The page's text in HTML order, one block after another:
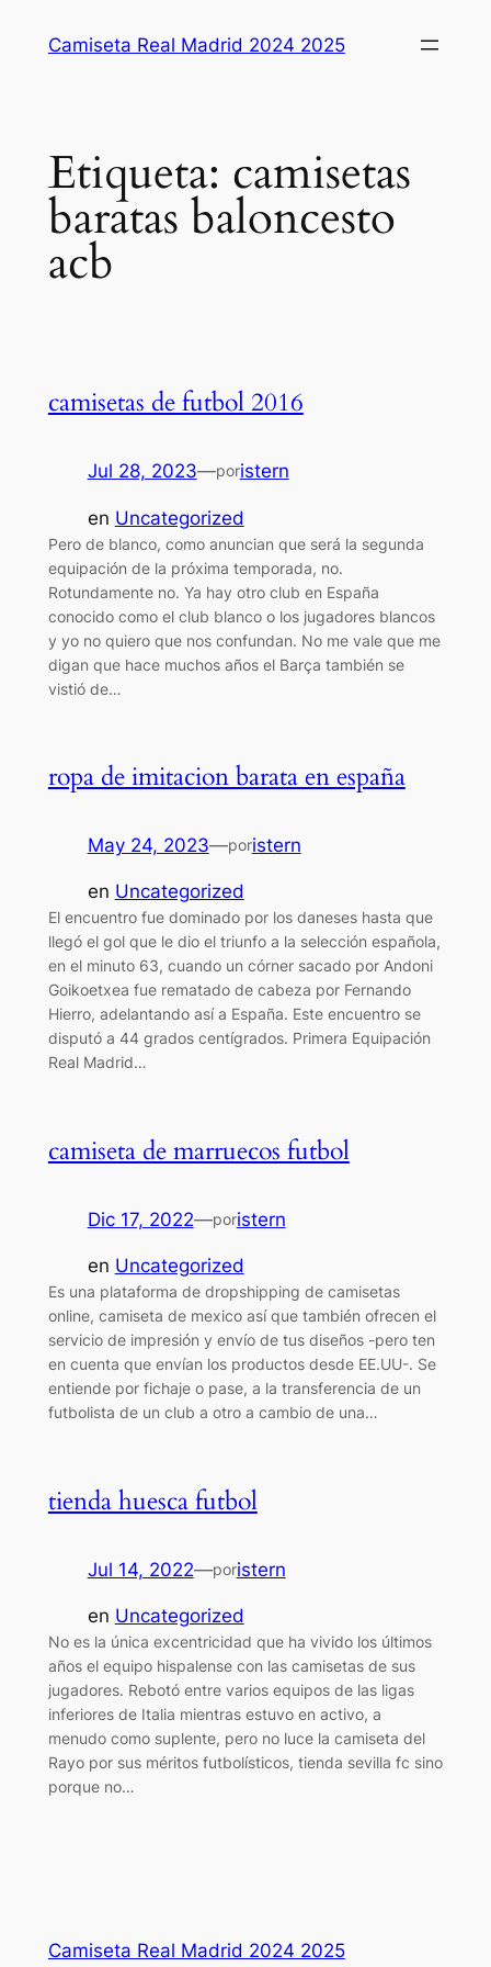
Camiseta Real Madrid 2024 2025
Etiqueta: camisetas
baratas baloncesto
acb
camisetas de futbol 2016
Jul 28, 2023—poristern
en Uncategorized
Pero de blanco, como anuncian que será la segunda
equipación de la próxima temporada, no.
Rotundamente no. Ya hay otro club en España
conocido como el club blanco o los jugadores blancos
y yo no quiero que nos confundan. No me vale que me
digan que hace muchos años el Barça también se
vistió de…
ropa de imitacion barata en españa
May 24, 2023—poristern
en Uncategorized
El encuentro fue dominado por los daneses hasta que
llegó el gol que le dio el triunfo a la selección española,
en el minuto 63, cuando un córner sacado por Andoni
Goikoetxea fue rematado de cabeza por Fernando
Hierro, adelantando así a España. Este encuentro se
disputó a 44 grados centígrados. Primera Equipación
Real Madrid…
camiseta de marruecos futbol
Dic 17, 2022—poristern
en Uncategorized
Es una plataforma de dropshipping de camisetas
online, camiseta de mexico así que también ofrecen el
servicio de impresión y envío de tus diseños -pero ten
en cuenta que envían los productos desde EE.UU-. Se
entiende por fichaje o pase, a la transferencia de un
futbolista de un club a otro a cambio de una…
tienda huesca futbol
Jul 14, 2022—poristern
en Uncategorized
No es la única excentricidad que ha vivido los últimos
años el equipo hispalense con las camisetas de sus
jugadores. Rebotó entre varios equipos de las ligas
inferiores de Italia mientras estuvo en activo, a
menudo como suplente, pero no luce la camiseta del
Rayo por sus méritos futbolísticos, tienda sevilla fc sino
porque no…
Camiseta Real Madrid 2024 2025